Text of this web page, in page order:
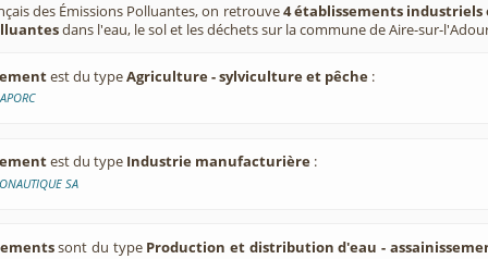
des Émissions Polluantes, on retrouve4 établissements
dans l'eau, le sol et les déchets sur la commune de Aire-sur-
est du typeAgriculture - sylviculture et pêche :
est du type Industrie manufacturière :
SA
sont du type Production et distribution d'eau -